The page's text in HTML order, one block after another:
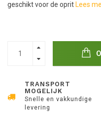
geschikt voor de oprit Lees
TRANSPORT
MOGELIJK
Snelle en vakkundige
levering